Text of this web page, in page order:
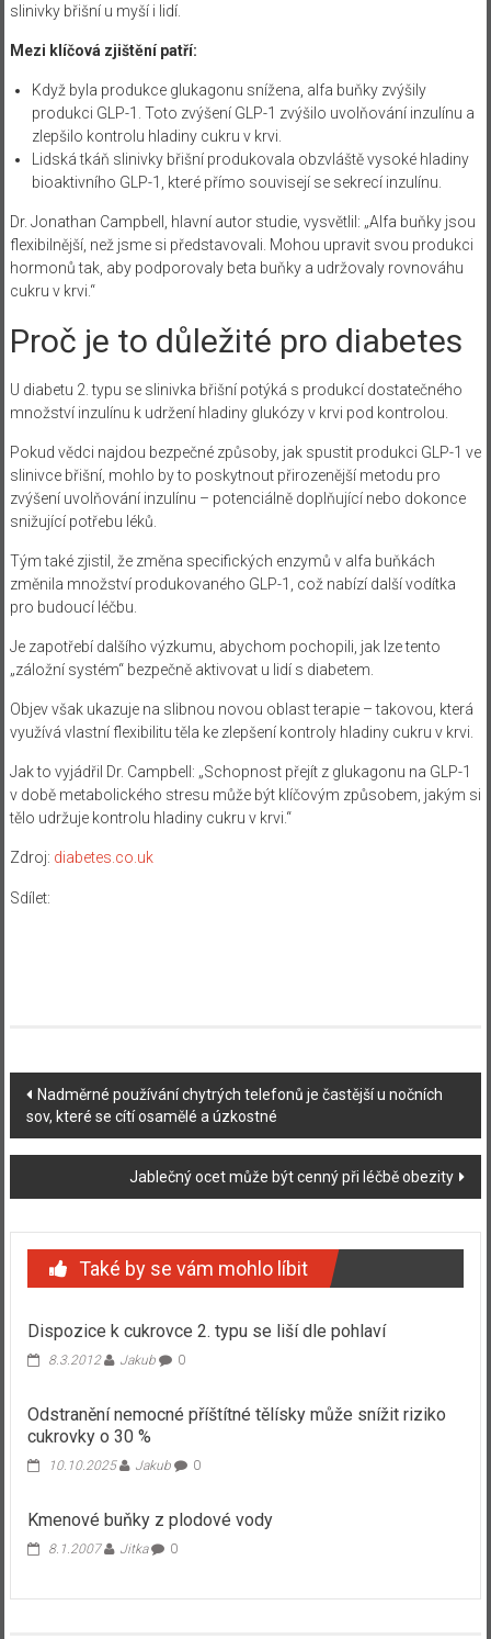
slinivky břišní u myší i lidí.
Mezi klíčová zjištění patří:
Když byla produkce glukagonu snížena, alfa buňky zvýšily
produkci GLP-1. Toto zvýšení GLP-1 zvýšilo uvolňování inzulínu a
zlepšilo kontrolu hladiny cukru v krvi.
Lidská tkáň slinivky břišní produkovala obzvláště vysoké hladiny
bioaktivního GLP-1, které přímo souvisejí se sekrecí inzulínu.
Dr. Jonathan Campbell, hlavní autor studie, vysvětlil: „Alfa buňky jsou
flexibilnější, než jsme si představovali. Mohou upravit svou produkci
hormonů tak, aby podporovaly beta buňky a udržovaly rovnováhu
cukru v krvi.“
Proč je to důležité pro diabetes
U diabetu 2. typu se slinivka břišní potýká s produkcí dostatečného
množství inzulínu k udržení hladiny glukózy v krvi pod kontrolou.
Pokud vědci najdou bezpečné způsoby, jak spustit produkci GLP-1 ve
slinivce břišní, mohlo by to poskytnout přirozenější metodu pro
zvýšení uvolňování inzulínu – potenciálně doplňující nebo dokonce
snižující potřebu léků.
Tým také zjistil, že změna specifických enzymů v alfa buňkách
změnila množství produkovaného GLP-1, což nabízí další vodítka
pro budoucí léčbu.
Je zapotřebí dalšího výzkumu, abychom pochopili, jak lze tento
„záložní systém“ bezpečně aktivovat u lidí s diabetem.
Objev však ukazuje na slibnou novou oblast terapie – takovou, která
využívá vlastní flexibilitu těla ke zlepšení kontroly hladiny cukru v krvi.
Jak to vyjádřil Dr. Campbell: „Schopnost přejít z glukagonu na GLP-1
v době metabolického stresu může být klíčovým způsobem, jakým si
tělo udržuje kontrolu hladiny cukru v krvi.“
Zdroj: diabetes.co.uk
Sdílet:
Navigace
příspěvku
Nadměrné používání chytrých telefonů je častější u nočních
sov, které se cítí osamělé a úzkostné
Jablečný ocet může být cenný při léčbě obezity
Také by se vám mohlo líbit
Dispozice k cukrovce 2. typu se liší dle pohlaví
8.3.2012 Jakub 0
Odstranění nemocné příštítné tělísky může snížit riziko
cukrovky o 30 %
10.10.2025 Jakub 0
Kmenové buňky z plodové vody
8.1.2007 Jitka 0